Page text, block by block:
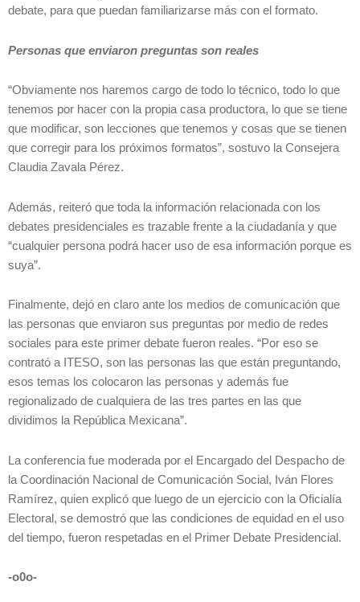
debate, para que puedan familiarizarse más con el formato.
Personas que enviaron preguntas son reales
“Obviamente nos haremos cargo de todo lo técnico, todo lo que
tenemos por hacer con la propia casa productora, lo que se tiene
que modificar, son lecciones que tenemos y cosas que se tienen
que corregir para los próximos formatos”, sostuvo la Consejera
Claudia Zavala Pérez.
Además, reiteró que toda la información relacionada con los
debates presidenciales es trazable frente a la ciudadanía y que
“cualquier persona podrá hacer uso de esa información porque es
suya”.
Finalmente, dejó en claro ante los medios de comunicación que
las personas que enviaron sus preguntas por medio de redes
sociales para este primer debate fueron reales. “Por eso se
contrató a ITESO, son las personas las que están preguntando,
esos temas los colocaron las personas y además fue
regionalizado de cualquiera de las tres partes en las que
dividimos la República Mexicana”.
La conferencia fue moderada por el Encargado del Despacho de
la Coordinación Nacional de Comunicación Social, Iván Flores
Ramírez, quien explicó que luego de un ejercicio con la Oficialía
Electoral, se demostró que las condiciones de equidad en el uso
del tiempo, fueron respetadas en el Primer Debate Presidencial.
-o0o-